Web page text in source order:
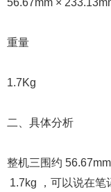
56.67mm ×
重量
1.7Kg
二、具体分析
整机三围约
1.7kg ，可以说在笔